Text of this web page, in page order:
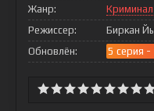
Жанр:
Криминал
Режиссер:
Биркан
Обновлён:
5 серия